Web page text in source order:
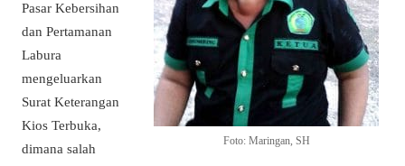
Foto: Maringan, SH
Pasar Kebersihan
dan Pertamanan
Labura
mengeluarkan
Surat Keterangan
Kios Terbuka,
dimana salah